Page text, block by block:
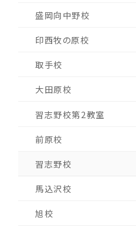
盛岡向中野校
印西牧の原校
取手校
大田原校
習志野校第2教室
前原校
習志野校
馬込沢校
旭校